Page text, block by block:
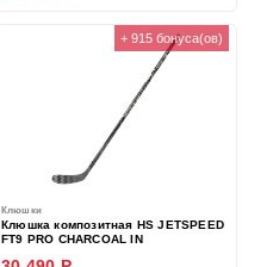
+ 915 бонуса(ов)
Клюшки
Клюшка композитная HS JETSPEED
FT9 PRO CHARCOAL IN